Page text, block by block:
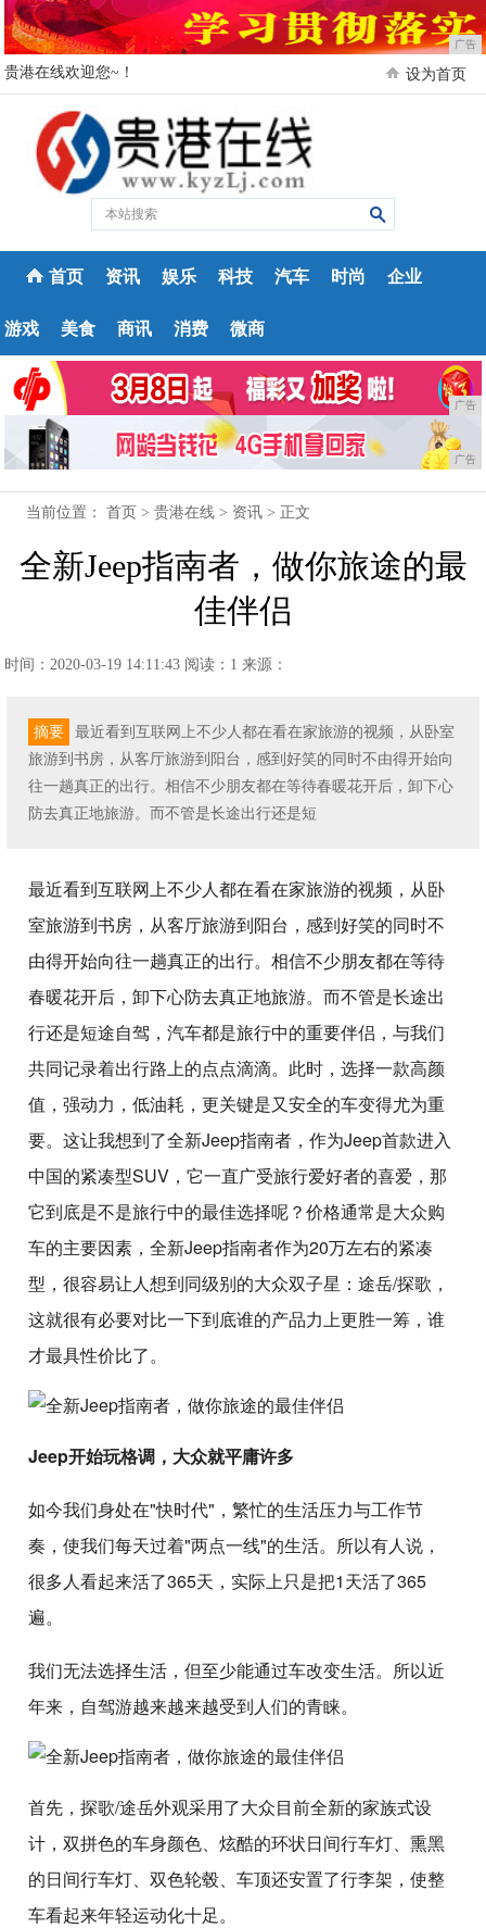
广告
贵港在线欢迎您~！ 设为首页
首页 资讯 娱乐 科技 汽车 时尚 企业
游戏 美食 商讯 消费 微商
广告
广告
当前位置：首页 >贵港在线 > 资讯 > 正文
全新Jeep指南者，做你旅途的最
佳伴侣
时间：2020-03-19 14:11:43 阅读：1 来源：
摘要
最近看到互联网上不少人都在看在家旅游的视频，从卧室
旅游到书房，从客厅旅游到阳台，感到好笑的同时不由得开始向
往一趟真正的出行。相信不少朋友都在等待春暖花开后，卸下心
防去真正地旅游。而不管是长途出行还是短
最近看到互联网上不少人都在看在家旅游的视频，从卧
室旅游到书房，从客厅旅游到阳台，感到好笑的同时不
由得开始向往一趟真正的出行。相信不少朋友都在等待
春暖花开后，卸下心防去真正地旅游。而不管是长途出
行还是短途自驾，汽车都是旅行中的重要伴侣，与我们
共同记录着出行路上的点点滴滴。此时，选择一款高颜
值，强动力，低油耗，更关键是又安全的车变得尤为重
要。这让我想到了全新Jeep指南者，作为Jeep首款进入
中国的紧凑型SUV，它一直广受旅行爱好者的喜爱，那
它到底是不是旅行中的最佳选择呢？价格通常是大众购
车的主要因素，全新Jeep指南者作为20万左右的紧凑
型，很容易让人想到同级别的大众双子星：途岳/探歌，
这就很有必要对比一下到底谁的产品力上更胜一筹，谁
才最具性价比了。
Jeep开始玩格调，大众就平庸许多
如今我们身处在"快时代"，繁忙的生活压力与工作节
奏，使我们每天过着"两点一线"的生活。所以有人说，
很多人看起来活了365天，实际上只是把1天活了365
遍。
我们无法选择生活，但至少能通过车改变生活。所以近
年来，自驾游越来越来越受到人们的青睐。
首先，探歌/途岳外观采用了大众目前全新的家族式设
计，双拼色的车身颜色、炫酷的环状日间行车灯、熏黑
的日间行车灯、双色轮毂、车顶还安置了行李架，使整
车看起来年轻运动化十足。